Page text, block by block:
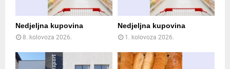
Nedjeljna kupovina
8. kolovoza 2026.
Nedjeljna kupovina
1. kolovoza 2026.